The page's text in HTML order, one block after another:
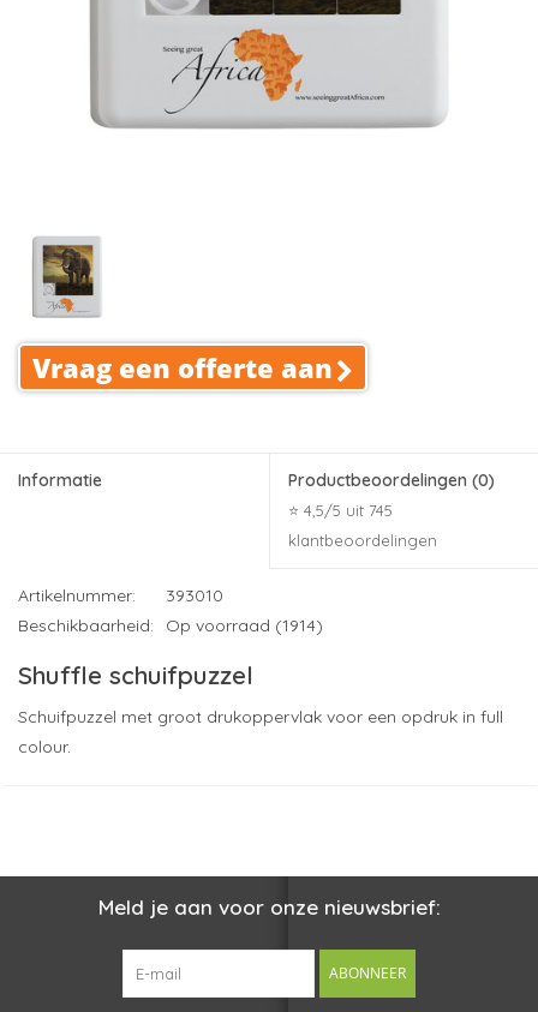
Vraag een offerte aan
Informatie Productbeoordelingen (0)
⭐ 4,5/5 uit 745
klantbeoordelingen
Artikelnummer:
393010
Beschikbaarheid:
Op voorraad (1914)
Shuffle schuifpuzzel
Schuifpuzzel met groot drukoppervlak voor een opdruk in full
colour.
Ervaar de persoonlijke service van onsfamiliebedrijf sinds
Meld je aan voor onze nieuwsbrief:
ABONNEER